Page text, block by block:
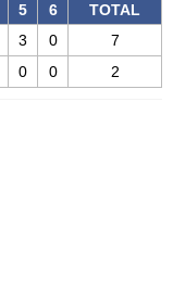
5 6
TOTAL
3 0
7
0 0 2